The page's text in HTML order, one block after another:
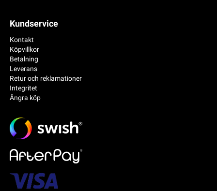
Kundservice
Kontakt
Köpvillkor
Betalning
Leverans
Retur och reklamationer
Integritet
Ångra köp